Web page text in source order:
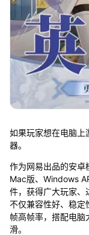
如果玩家想在电脑上
器。
作为网易出品的安卓
Mac版、Windows
件，获得广大玩家、
不仅兼容性好、稳
帧高帧率，搭配电脑
滑。